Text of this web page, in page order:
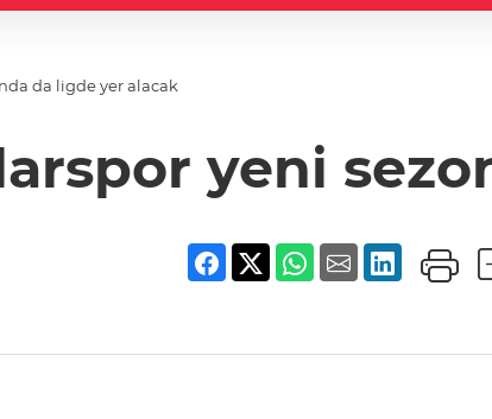
da ligde yer alacak
yeni